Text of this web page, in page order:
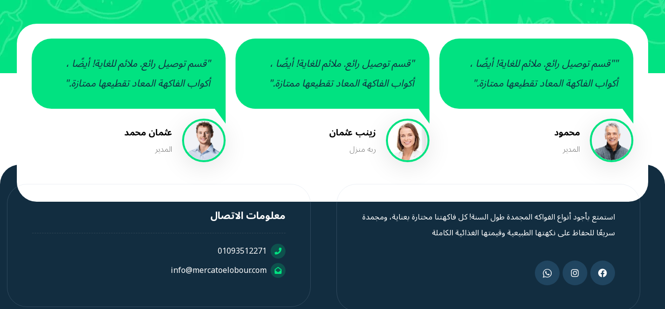
""قسم توصيل رائع. ملائم للغاية! أيضًا ،
أكواب الفاكهة المعاد تقطيعها ممتازة."
محمود
المدیر
"قسم توصيل رائع. ملائم للغاية! أيضًا ،
أكواب الفاكهة المعاد تقطيعها ممتازة."
زینب عثمان
ربه منزل
"قسم توصيل رائع. ملائم للغاية! أيضًا ،
أكواب الفاكهة المعاد تقطيعها ممتازة."
عثمان محمد
المدیر
استمتع بأجود أنواع الفواكه المجمدة طول السنة! كل فاكهتنا مختارة بعناية، ومجمدة
سريعًا للحفاظ على نكهتها الطبيعية وقيمتها الغذائية الكاملة
معلومات الاتصال
01093512271
info@mercatoelobour.com